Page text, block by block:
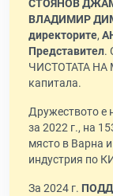
СТОЯНОВ
ВЛАДИМИР
директорите,
Представител.
ЧИСТОТАТА НА
капитала.
Дружеството е
за 2022 г., на
място в Варна
индустрия по
За 2024 г.